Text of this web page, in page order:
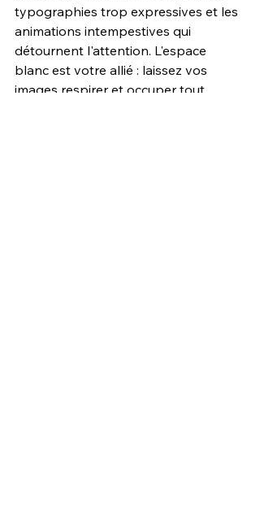
typographies trop expressives et les
animations intempestives qui
détournent l'attention. L'espace
blanc est votre allié : laissez vos
images respirer et occuper tout